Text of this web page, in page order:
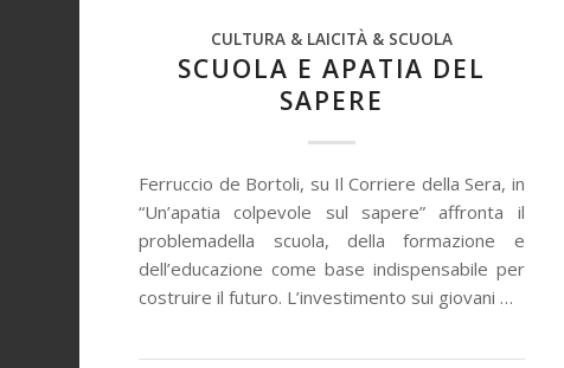
CULTURA & LAICITÀ & SCUOLA
SCUOLA E APATIA DEL
SAPERE
Ferruccio de Bortoli, su Il Corriere della Sera, in
“Un’apatia colpevole sul sapere” affronta il
problemadella scuola, della formazione e
dell’educazione come base indispensabile per
costruire il futuro. L’investimento sui giovani …